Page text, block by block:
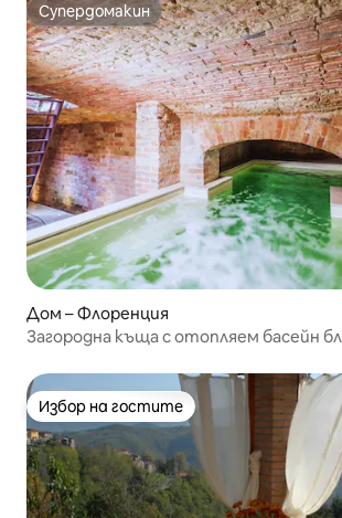
Супердомакин
Супердомакин
Дом – Флоренция
Загородна къща с отопляем басейн
Избор на гостите
Избор на гостите